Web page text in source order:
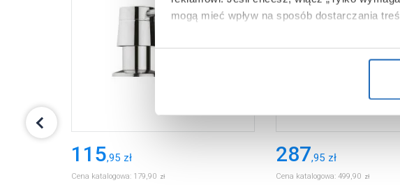
mogą mieć wpływ na sposób dostarczania
Aby uzyskać więcej informacji na temat
115,95 zł
Cena katalogowa: 179,90 zł
287,95 zł
Cena katalogowa: 499,90 zł